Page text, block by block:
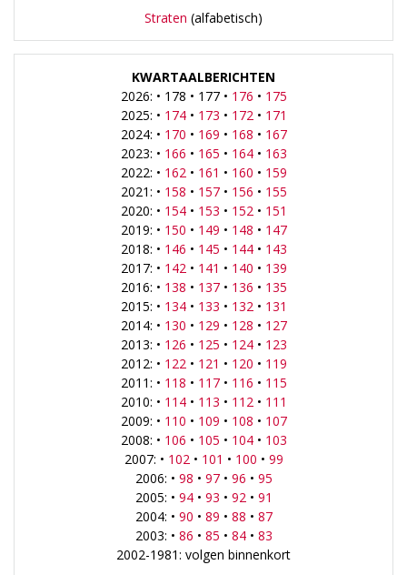
Straten (alfabetisch)
KWARTAALBERICHTEN
2026: • 178 • 177 • 176 • 175
2025: • 174• 173 • 172• 171
2024: • 170 • 169 • 168 • 167
2023: • 166 • 165 • 164• 163
2022: • 162• 161 • 160 • 159
2021: • 158 • 157• 156 • 155
2020: • 154• 153 • 152• 151
2019: • 150 • 149 • 148 • 147
2018: • 146 • 145 • 144• 143
2017: • 142• 141 • 140 • 139
2016: • 138 • 137• 136 • 135
2015: • 134• 133 • 132• 131
2014: • 130 • 129 • 128 • 127
2013: • 126 • 125 • 124• 123
2012: • 122• 121 • 120 • 119
2011: • 118 • 117• 116 • 115
2010: • 114• 113 • 112• 111
2009: • 110 • 109 • 108 • 107
2008: • 106 • 105 • 104• 103
2007: • 102• 101 • 100 • 99
2006: • 98 • 97• 96 • 95
2005: • 94• 93 • 92• 91
2004: • 90 • 89 • 88 • 87
2003: • 86 • 85 • 84• 83
2002-1981: volgen binnenkort